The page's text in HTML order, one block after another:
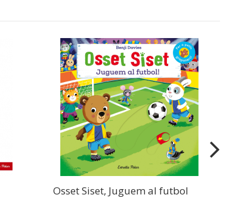
Osset Siset, Juguem al futbol